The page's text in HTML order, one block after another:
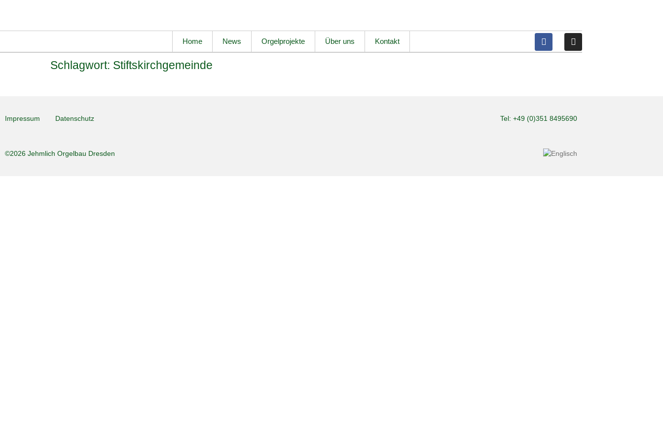
Home News Orgelprojekte Über uns Kontakt
Schlagwort: Stiftskirchgemeinde
Impressum Datenschutz Tel: +49 (0)351 8495690
©2026 Jehmlich Orgelbau Dresden